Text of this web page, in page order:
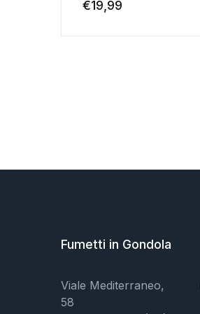
€19,99
Fumetti in Gondola
Viale Mediterraneo,
58